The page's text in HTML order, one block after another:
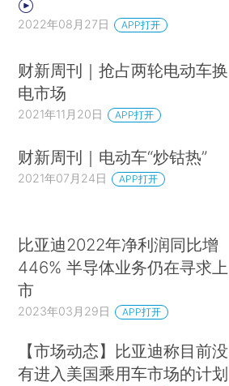
2022年08月27日 APP打开
财新周刊｜抢占两轮电动车换
电市场
2021年11月20日 APP打开
财新周刊｜电动车“炒钴热”
2021年07月24日 APP打开
比亚迪2022年净利润同比增
446% 半导体业务仍在寻求上
市
2023年03月29日 APP打开
【市场动态】比亚迪称目前没
有进入美国乘用车市场的计划